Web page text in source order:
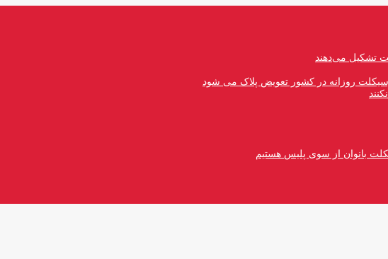
روزانه در کشور تعویض پلاک می شود
بانوان از سوی پلیس هستیم